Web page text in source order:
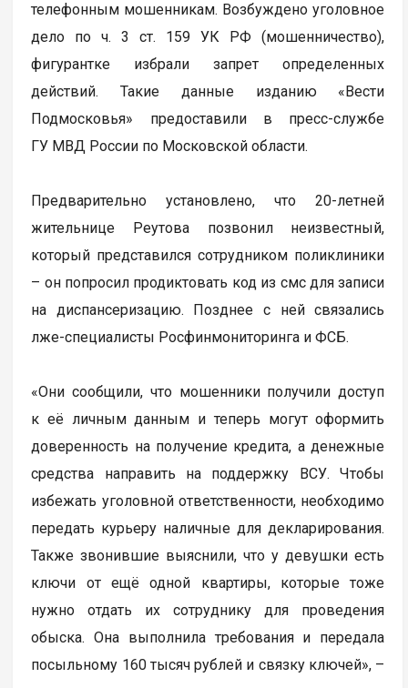
телефонным мошенникам. Возбуждено уголовное
дело по ч. 3 ст. 159 УК РФ (мошенничество),
фигурантке избрали запрет определенных
действий. Такие данные изданию «Вести
Подмосковья» предоставили в пресс-службе
ГУ МВД России по Московской области.
Предварительно установлено, что 20-летней
жительнице Реутова позвонил неизвестный,
который представился сотрудником поликлиники
– он попросил продиктовать код из смс для записи
на диспансеризацию. Позднее с ней связались
лже-специалисты Росфинмониторинга и ФСБ.
«Они сообщили, что мошенники получили доступ
к её личным данным и теперь могут оформить
доверенность на получение кредита, а денежные
средства направить на поддержку ВСУ. Чтобы
избежать уголовной ответственности, необходимо
передать курьеру наличные для декларирования.
Также звонившие выяснили, что у девушки есть
ключи от ещё одной квартиры, которые тоже
нужно отдать их сотруднику для проведения
обыска. Она выполнила требования и передала
посыльному 160 тысяч рублей и связку ключей», –